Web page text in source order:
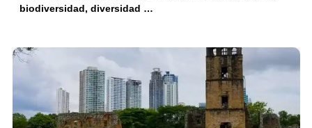
biodiversidad, diversidad …